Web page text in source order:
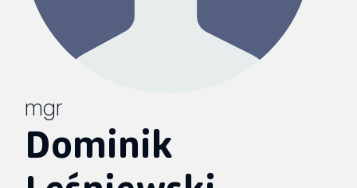
mgr
Dominik